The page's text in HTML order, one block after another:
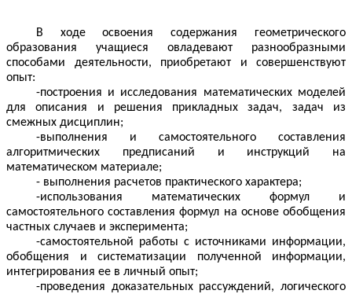
В ходе освоения содержания геометрического
образования учащиеся овладевают разнообразными
способами деятельности, приобретают и совершенствуют
опыт:
-построения и исследования математических моделей
для описания и решения прикладных задач, задач из
смежных дисциплин;
-выполнения и самостоятельного составления
алгоритмических предписаний и инструкций на
математическом материале;
- выполнения расчетов практического характера;
-использования математических формул и
самостоятельного составления формул на основе обобщения
частных случаев и эксперимента;
-самостоятельной работы с источниками информации,
обобщения и систематизации полученной информации,
интегрирования ее в личный опыт;
-проведения доказательных рассуждений, логического